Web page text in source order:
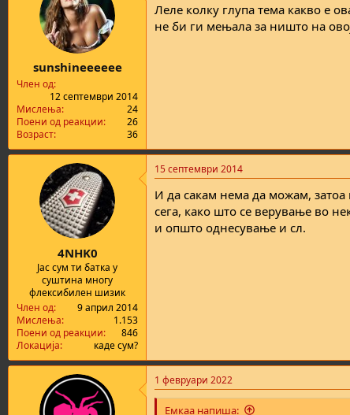
i
o
sunshineeeeee
Член од
12 септември 2014
Мислења
24
Поени од реакции
26
Возраст
36
Леле колку глупа тема какво е
не би ги мењала за ништо на
4NHK0
Јас сум ти батка у
суштина многу
флексибилен шизик
Член од
9 април 2014
Мислења
1.153
Поени од реакции
846
Локација
каде сум?
15 септември 2014
И да сакам нема да можам, затоа
сега, како што се верување во
и општо однесување и сл.
1 февруари 2022
Емкаа напиша: